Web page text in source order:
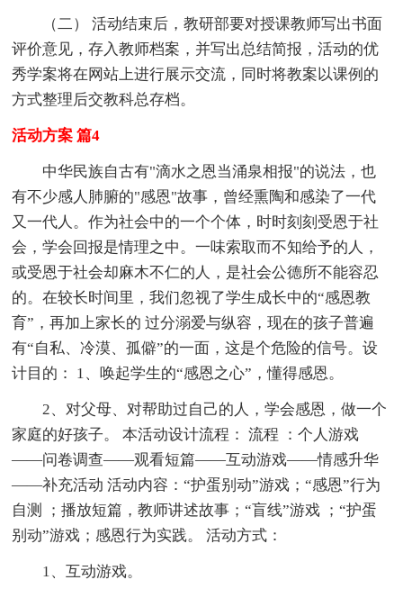
（二） 活动结束后，教研部要对授课教师写出书面
评价意见，存入教师档案，并写出总结简报，活动的优
秀学案将在网站上进行展示交流，同时将教案以课例的
方式整理后交教科总存档。
活动方案 篇4
中华民族自古有"滴水之恩当涌泉相报"的说法，也
有不少感人肺腑的"感恩"故事，曾经熏陶和感染了一代
又一代人。作为社会中的一个个体，时时刻刻受恩于社
会，学会回报是情理之中。一味索取而不知给予的人，
或受恩于社会却麻木不仁的人，是社会公德所不能容忍
的。在较长时间里，我们忽视了学生成长中的“感恩教
育”，再加上家长的 过分溺爱与纵容，现在的孩子普遍
有“自私、冷漠、孤僻”的一面，这是个危险的信号。设
计目的： 1、唤起学生的“感恩之心”，懂得感恩。
2、对父母、对帮助过自己的人，学会感恩，做一个
家庭的好孩子。 本活动设计流程： 流程 ：个人游戏
——问卷调查——观看短篇——互动游戏——情感升华
——补充活动 活动内容：“护蛋别动”游戏；“感恩”行为
自测 ；播放短篇，教师讲述故事；“盲线”游戏 ；“护蛋
别动”游戏；感恩行为实践。 活动方式：
1、互动游戏。